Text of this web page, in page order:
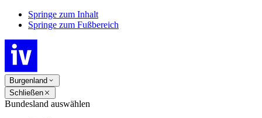
Springe zum Inhalt
Springe zum Fußbereich
Burgenland
Schließen
Bundesland auswählen